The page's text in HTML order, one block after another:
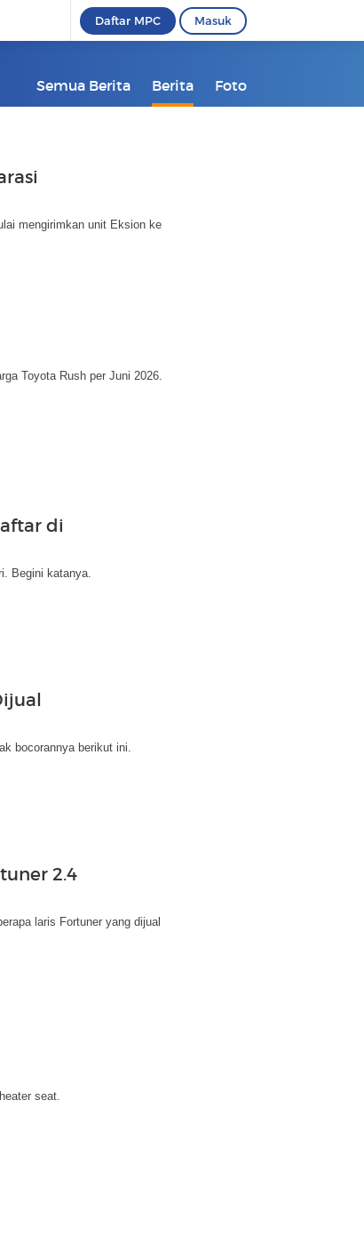
Daftar MPC Masuk
Semua Berita Berita Foto
mengirimkan unit Eksion ke
Toyota Rush per Juni 2026.
di
Begini katanya.
bocorannya berikut ini.
2.4
laris Fortuner yang dijual
seat.